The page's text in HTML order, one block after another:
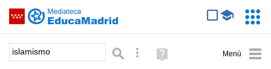
Saltar navegación
Palabra o frase: Búsqueda avanzada
Ayuda
(en